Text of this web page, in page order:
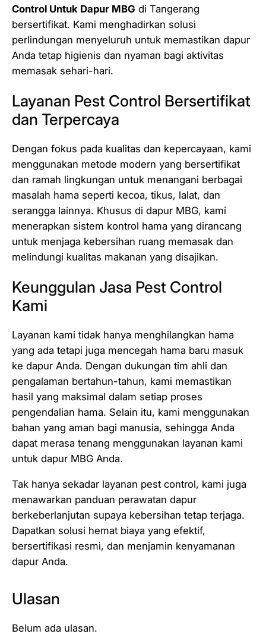
Control Untuk Dapur MBG di Tangerang
bersertifikat. Kami menghadirkan solusi
perlindungan menyeluruh untuk memastikan dapur
Anda tetap higienis dan nyaman bagi aktivitas
memasak sehari-hari.
Layanan Pest Control Bersertifikat
dan Terpercaya
Dengan fokus pada kualitas dan kepercayaan, kami
menggunakan metode modern yang bersertifikat
dan ramah lingkungan untuk menangani berbagai
masalah hama seperti kecoa, tikus, lalat, dan
serangga lainnya. Khusus di dapur MBG, kami
menerapkan sistem kontrol hama yang dirancang
untuk menjaga kebersihan ruang memasak dan
melindungi kualitas makanan yang disajikan.
Keunggulan Jasa Pest Control
Kami
Layanan kami tidak hanya menghilangkan hama
yang ada tetapi juga mencegah hama baru masuk
ke dapur Anda. Dengan dukungan tim ahli dan
pengalaman bertahun-tahun, kami memastikan
hasil yang maksimal dalam setiap proses
pengendalian hama. Selain itu, kami menggunakan
bahan yang aman bagi manusia, sehingga Anda
dapat merasa tenang menggunakan layanan kami
untuk dapur MBG Anda.
Tak hanya sekadar layanan pest control, kami juga
menawarkan panduan perawatan dapur
berkeberlanjutan supaya kebersihan tetap terjaga.
Dapatkan solusi hemat biaya yang efektif,
bersertifikasi resmi, dan menjamin kenyamanan
dapur Anda.
Ulasan
Belum ada ulasan.